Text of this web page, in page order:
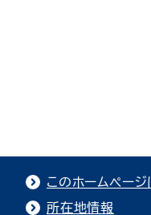
このホームペー
所在地情報